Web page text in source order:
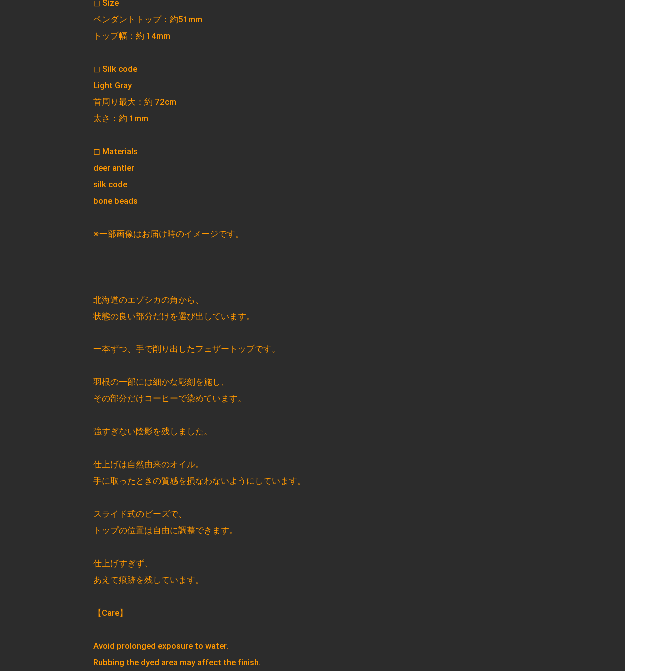
◻︎ Size
ペンダントトップ：約51mm
トップ幅：約 14mm
◻︎ Silk code
Light Gray
首周り最大：約 72cm
太さ：約 1mm
◻︎ Materials
deer antler
silk code
bone beads
※一部画像はお届け時のイメージです。
北海道のエゾシカの角から、
状態の良い部分だけを選び出しています。
一本ずつ、手で削り出したフェザートップです。
羽根の一部には細かな彫刻を施し、
その部分だけコーヒーで染めています。
強すぎない陰影を残しました。
仕上げは自然由来のオイル。
手に取ったときの質感を損なわないようにしています。
スライド式のビーズで、
トップの位置は自由に調整できます。
仕上げすぎず、
あえて痕跡を残しています。
【Care】
Avoid prolonged exposure to water.
Rubbing the dyed area may affect the finish.